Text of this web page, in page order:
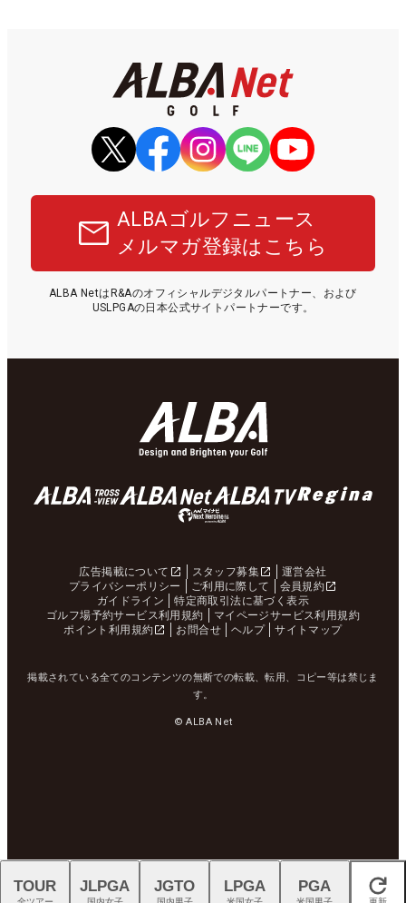
ALBAゴルフニュース
メルマガ登録はこちら
ALBA NetはR&Aのオフィシャルデジタルパートナー、および
USLPGAの日本公式サイトパートナーです。
広告掲載について スタッフ募集
運営会社
プライバシーポリシー
ご利用に際して
会員規約
ガイドライン
特定商取引法に基づく表示
ゴルフ場予約サービス利用規約
マイページサービス利用規約
ポイント利用規約
お問合せ ヘルプ サイトマップ
掲載されている全てのコンテンツの無断での転載、転用、コピー等は禁じま
す。
© ALBA Net
閉じる
TOUR JLPGA JGTO LPGA PGA